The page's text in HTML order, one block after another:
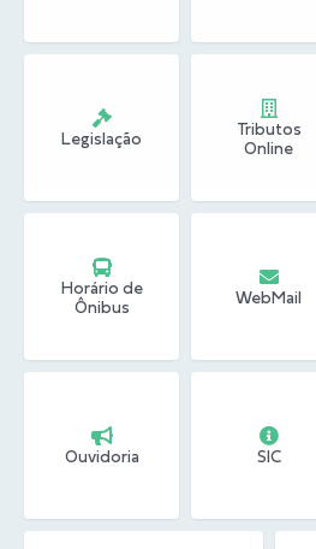
Legislação
Tributos
Online
Horário de
Ônibus
WebMail
Ouvidoria SIC